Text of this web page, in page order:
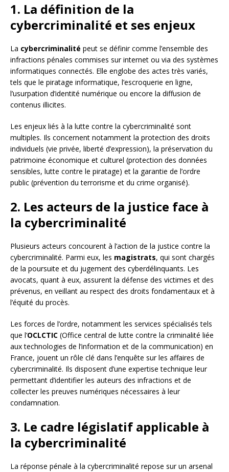
1. La définition de la
cybercriminalité et ses enjeux
La cybercriminalité peut se définir comme l’ensemble des
infractions pénales commises sur internet ou via des systèmes
informatiques connectés. Elle englobe des actes très variés,
tels que le piratage informatique, l’escroquerie en ligne,
l’usurpation d’identité numérique ou encore la diffusion de
contenus illicites.
Les enjeux liés à la lutte contre la cybercriminalité sont
multiples. Ils concernent notamment la protection des droits
individuels (vie privée, liberté d’expression), la préservation du
patrimoine économique et culturel (protection des données
sensibles, lutte contre le piratage) et la garantie de l’ordre
public (prévention du terrorisme et du crime organisé).
2. Les acteurs de la justice face à
la cybercriminalité
Plusieurs acteurs concourent à l’action de la justice contre la
cybercriminalité. Parmi eux, les magistrats, qui sont chargés
de la poursuite et du jugement des cyberdélinquants. Les
avocats, quant à eux, assurent la défense des victimes et des
prévenus, en veillant au respect des droits fondamentaux et à
l’équité du procès.
Les forces de l’ordre, notamment les services spécialisés tels
que l’OCLCTIC (Office central de lutte contre la criminalité liée
aux technologies de l’information et de la communication) en
France, jouent un rôle clé dans l’enquête sur les affaires de
cybercriminalité. Ils disposent d’une expertise technique leur
permettant d’identifier les auteurs des infractions et de
collecter les preuves numériques nécessaires à leur
condamnation.
3. Le cadre législatif applicable à
la cybercriminalité
La réponse pénale à la cybercriminalité repose sur un arsenal